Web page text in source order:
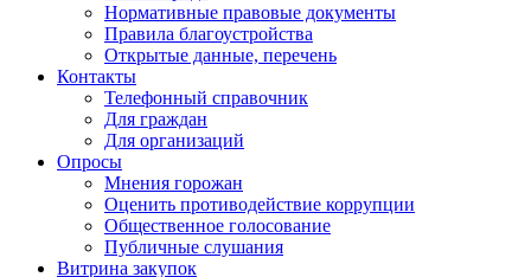
Нормативные правовые документы
Правила благоустройства
Открытые данные, перечень
Контакты
Телефонный справочник
Для граждан
Для организаций
Опросы
Мнения горожан
Оценить противодействие коррупции
Общественное голосование
Публичные слушания
Витрина закупок